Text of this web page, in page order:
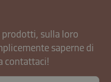
prodotti, sulla loro
saperne di
contattaci!